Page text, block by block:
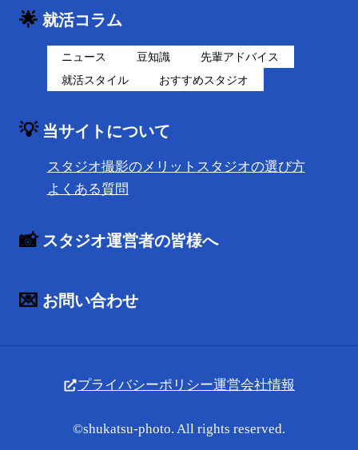
🌟 就活コラム
ニュース 豆知識
先輩アドバイス
就活スタイル
おすすめスタジオ
💡 当サイトについて
スタジオ撮影のメリット スタジオの選び方
よくある質問
📸 スタジオ運営者の皆様へ
💌 お問い合わせ
プライバシーポリシー運営会社情報
©shukatsu-photo. All rights reserved.